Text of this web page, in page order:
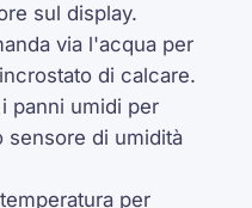
sul display.
via l'acqua per
di calcare.
panni umidi per
sensore di umidità
per